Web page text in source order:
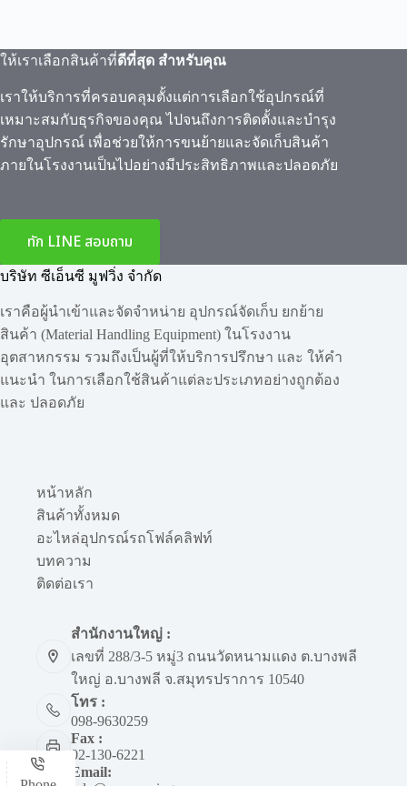
ให้เราเลือกสินค้าที่ดีที่สุด สำหรับคุณ
เราให้บริการที่ครอบคลุมตั้งแต่การเลือกใช้อุปกรณ์ที่
เหมาะสมกับธุรกิจของคุณ ไปจนถึงการติดตั้งและบำรุง
รักษาอุปกรณ์ เพื่อช่วยให้การขนย้ายและจัดเก็บสินค้า
ภายในโรงงานเป็นไปอย่างมีประสิทธิภาพและปลอดภัย
ทัก LINE สอบถาม
บริษัท ซีเอ็นซี มูฟวิ่ง จำกัด
เราคือผู้นำเข้าและจัดจำหน่าย อุปกรณ์จัดเก็บ ยกย้าย
สินค้า (Material Handling Equipment) ในโรงงาน
อุตสาหกรรม รวมถึงเป็นผู้ที่ให้บริการปรึกษา และ ให้คำ
แนะนำ ในการเลือกใช้สินค้าแต่ละประเภทอย่างถูกต้อง
และ ปลอดภัย
หน้าหลัก
สินค้าทั้งหมด
อะไหล่อุปกรณ์รถโฟล์คลิฟท์
บทความ
ติดต่อเรา
สำนักงานใหญ่ :
เลขที่ 288/3-5 หมู่3 ถนนวัดหนามแดง ต.บางพลี
ใหญ่ อ.บางพลี จ.สมุทรปราการ 10540
โทร :
098-9630259
Fax :
02-130-6221
Email: